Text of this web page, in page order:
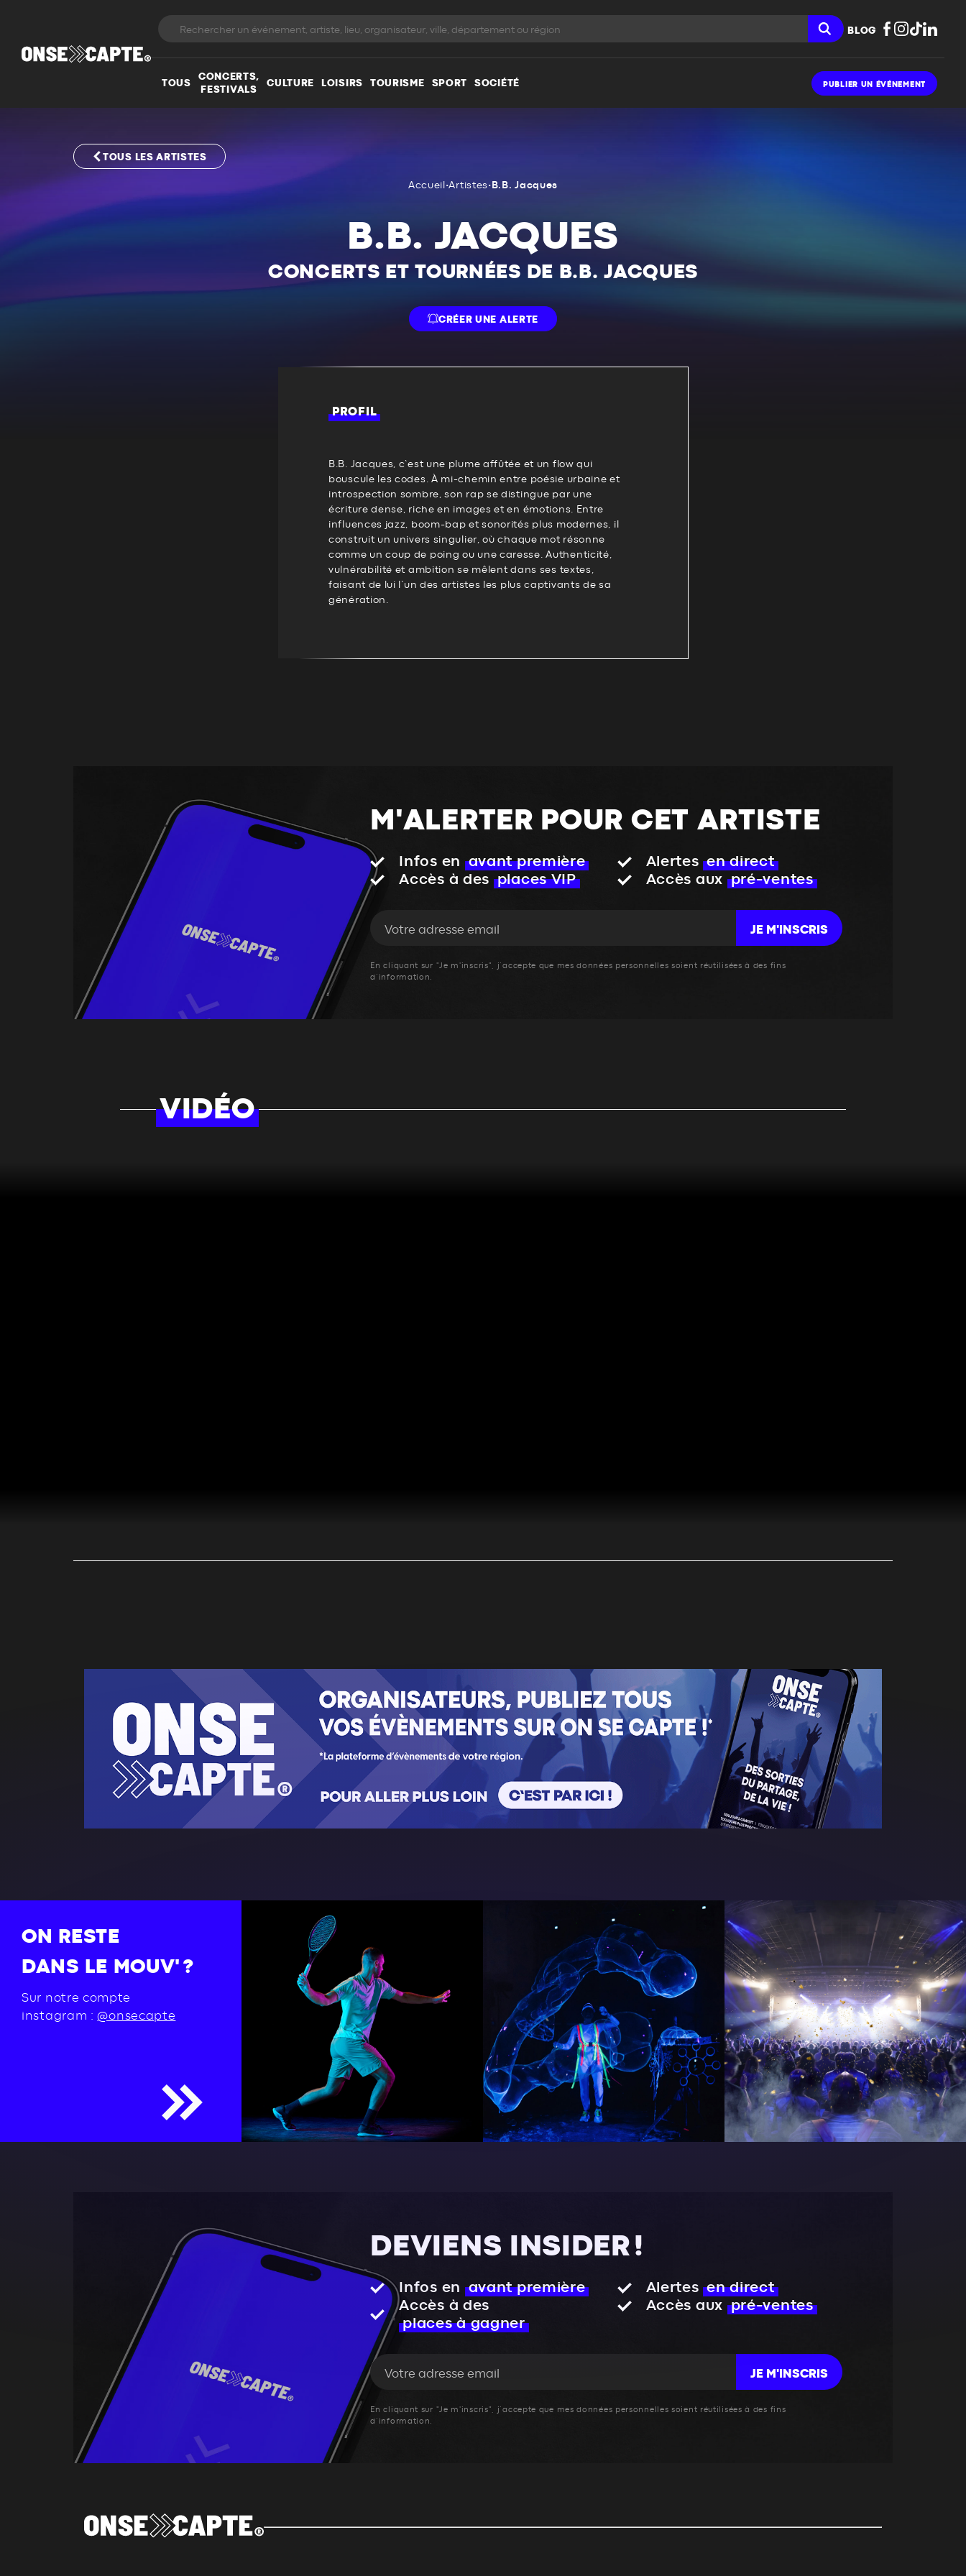
BLOG
TOUS
CONCERTS,
FESTIVALS
CULTURE LOISIRS TOURISME SPORT SOCIÉTÉ PUBLIER UN ÉVÉNEMENT
TOUS LES ARTISTES
Accueil •Artistes• B.B. Jacques
B.B. JACQUES
CONCERTS ET TOURNÉES DE B.B. JACQUES
CRÉER UNE ALERTE
PROFIL
B.B. Jacques, c’est une plume affûtée et un flow qui
bouscule les codes. À mi-chemin entre poésie urbaine et
introspection sombre, son rap se distingue par une
écriture dense, riche en images et en émotions. Entre
influences jazz, boom-bap et sonorités plus modernes, il
construit un univers singulier, où chaque mot résonne
comme un coup de poing ou une caresse. Authenticité,
vulnérabilité et ambition se mêlent dans ses textes,
faisant de lui l’un des artistes les plus captivants de sa
génération.
M'ALERTER POUR CET ARTISTE
Infos en avant première Alertes en direct
Accès à des places VIP Accès aux pré-ventes
JE M'INSCRIS
En cliquant sur "Je m'inscris", j’accepte que mes données personnelles soient réutilisées à des fins
d’information.
VIDÉO
ON RESTE
DANS LE MOUV' ?
Sur notre compte
instagram :@onsecapte
DEVIENS INSIDER !
Infos en avant première Alertes en direct
Accès à des
places à gagner
Accès aux pré-ventes
JE M'INSCRIS
En cliquant sur "Je m'inscris", j’accepte que mes données personnelles soient réutilisées à des fins
d’information.